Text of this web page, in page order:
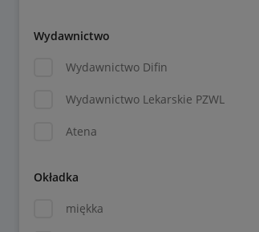
Wydawnictwo
Wydawnictwo Difin
Wydawnictwo Lekarskie PZWL
Atena
Okładka
miękka